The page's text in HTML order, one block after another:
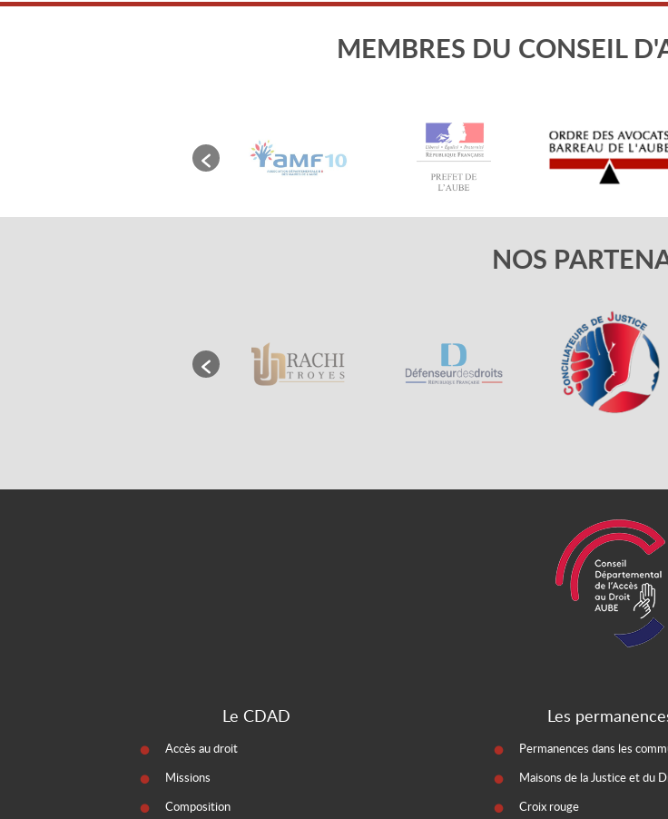
MEMBRES DU CONSEIL
NOS
Le CDAD
Accès au droit
Missions
Composition
Les
Permanences dans les
Maisons de la Justice et du
Croix rouge